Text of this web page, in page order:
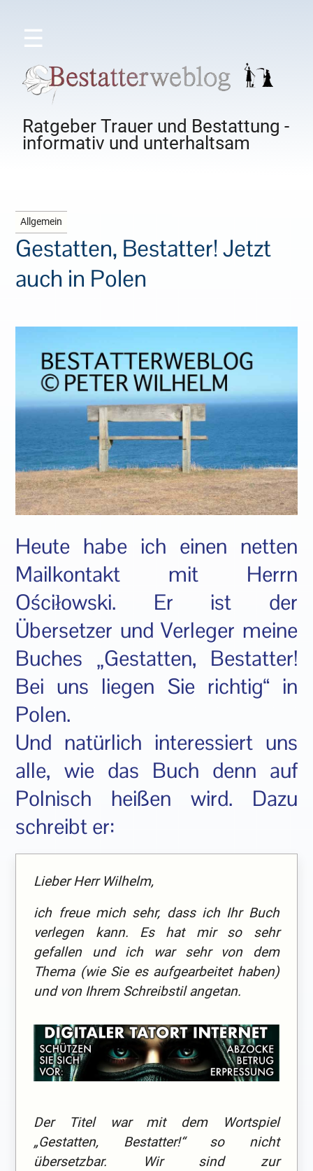
☰
Ratgeber Trauer und Bestattung -
informativ und unterhaltsam
Allgemein
Gestatten, Bestatter! Jetzt
auch in Polen
Heute habe ich einen netten
Mailkontakt mit Herrn
Ościłowski. Er ist der
Übersetzer und Verleger meine
Buches „Gestatten, Bestatter!
Bei uns liegen Sie richtig“ in
Polen.
Und natürlich interessiert uns
alle, wie das Buch denn auf
Polnisch heißen wird. Dazu
schreibt er:
Lieber Herr Wilhelm,
ich freue mich sehr, dass ich Ihr Buch
verlegen kann. Es hat mir so sehr
gefallen und ich war sehr von dem
Thema (wie Sie es aufgearbeitet haben)
und von Ihrem Schreibstil angetan.
Der Titel war mit dem Wortspiel
„Gestatten, Bestatter!“ so nicht
übersetzbar. Wir sind zur